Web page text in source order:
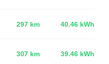
297 km 40.46 kWh
307 km 39.46 kWh